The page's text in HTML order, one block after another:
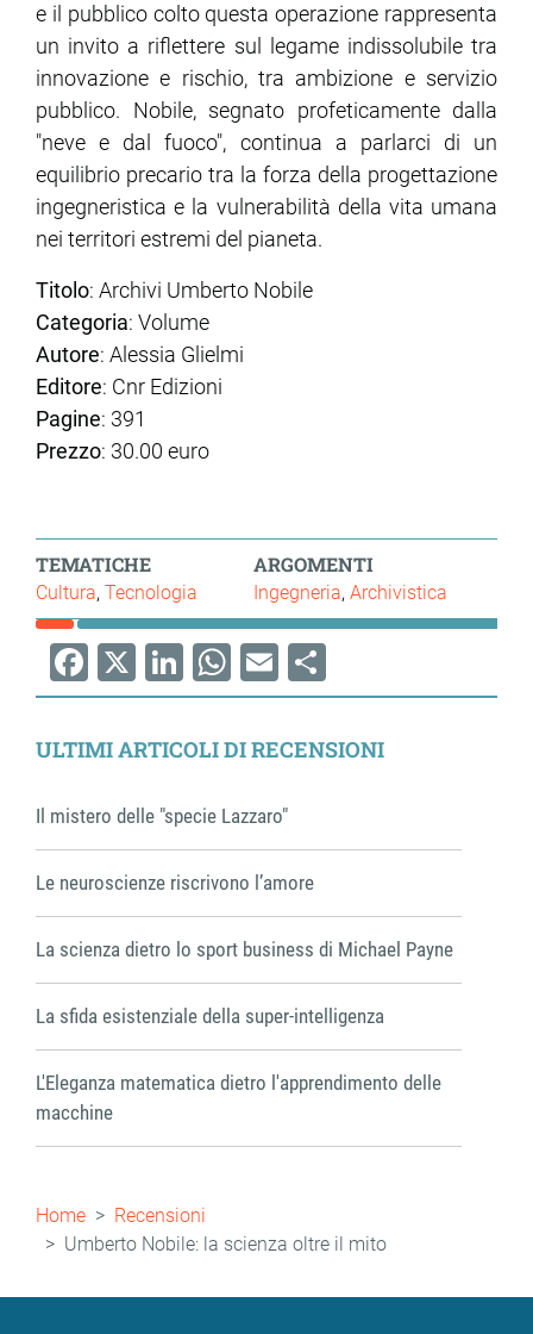
e il pubblico colto questa operazione rappresenta
un invito a riflettere sul legame indissolubile tra
innovazione e rischio, tra ambizione e servizio
pubblico. Nobile, segnato profeticamente dalla
"neve e dal fuoco", continua a parlarci di un
equilibrio precario tra la forza della progettazione
ingegneristica e la vulnerabilità della vita umana
nei territori estremi del pianeta.
Titolo: Archivi Umberto Nobile
Categoria: Volume
Autore: Alessia Glielmi
Editore: Cnr Edizioni
Pagine: 391
Prezzo: 30.00 euro
TEMATICHE
Cultura Tecnologia
ARGOMENTI
Ingegneria Archivistica
Facebook
X LinkedIn
WhatsApp
EmailShare
ULTIMI ARTICOLI DI RECENSIONI
Il mistero delle "specie Lazzaro"
Le neuroscienze riscrivono l’amore
La scienza dietro lo sport business di Michael Payne
La sfida esistenziale della super-intelligenza
L'Eleganza matematica dietro l'apprendimento delle
macchine
Briciole
di
pane
Home
Recensioni
Umberto Nobile: la scienza oltre il mito